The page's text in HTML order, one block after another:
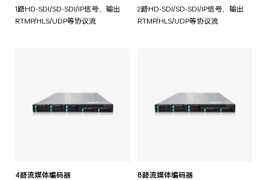
1路HD-SDI/SD-SDI/IP信号，输出
RTMP/HLS/UDP等协议流
2路HD-SDI/SD-SDI/IP信号，输出
RTMP/HLS/UDP等协议流
4路流媒体编码器
8路流媒体编码器